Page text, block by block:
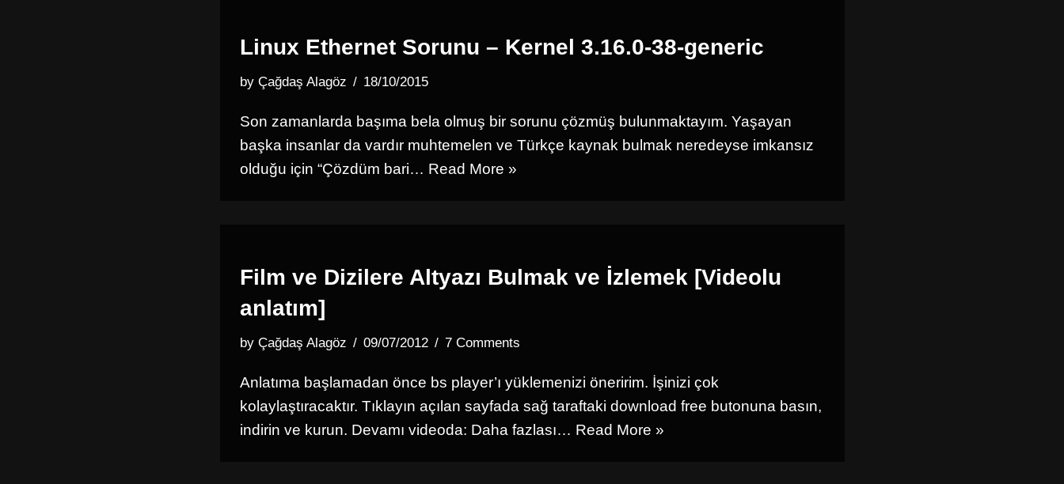
Linux Ethernet Sorunu – Kernel 3.16.0-38-generic
by Çağdaş Alagöz 18/10/2015
Son zamanlarda başıma bela olmuş bir sorunu çözmüş bulunmaktayım. Yaşayan
başka insanlar da vardır muhtemelen ve Türkçe kaynak bulmak neredeyse imkansız
olduğu için “Çözdüm bari… Read More »
Film ve Dizilere Altyazı Bulmak ve İzlemek [Videolu
anlatım]
by Çağdaş Alagöz 09/07/2012 7 Comments
Anlatıma başlamadan önce bs player’ı yüklemenizi öneririm. İşinizi çok
kolaylaştıracaktır. Tıklayın açılan sayfada sağ taraftaki download free butonuna basın,
indirin ve kurun. Devamı videoda: Daha fazlası… Read More »